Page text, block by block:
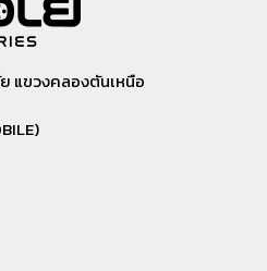
แขวงคลองตันเหนือ